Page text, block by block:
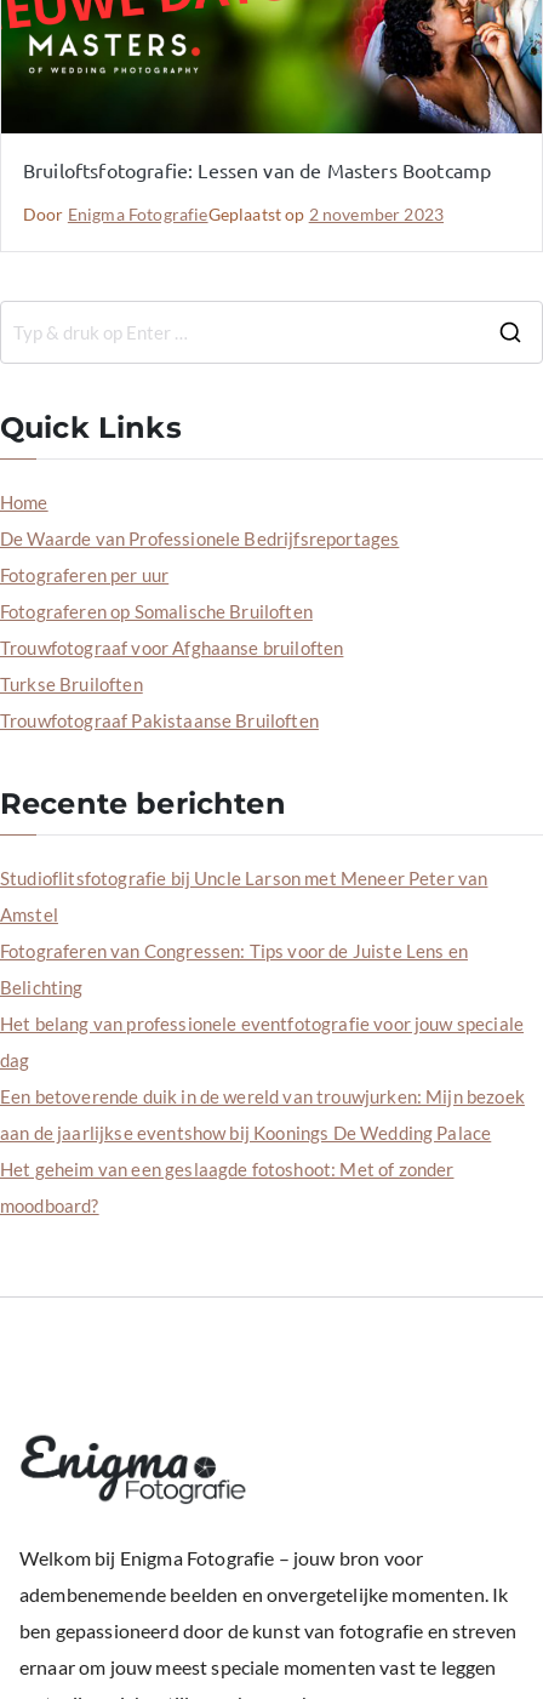
Bruiloftsfotografie: Lessen van de Masters Bootcamp
Door Enigma FotografieGeplaatst op 2 november 2023
Quick Links
Home
De Waarde van Professionele Bedrijfsreportages
Fotograferen per uur
Fotograferen op Somalische Bruiloften
Trouwfotograaf voor Afghaanse bruiloften
Turkse Bruiloften
Trouwfotograaf Pakistaanse Bruiloften
Recente berichten
Studioflitsfotografie bij Uncle Larson met Meneer Peter van
Amstel
Fotograferen van Congressen: Tips voor de Juiste Lens en
Belichting
Het belang van professionele eventfotografie voor jouw speciale
dag
Een betoverende duik in de wereld van trouwjurken: Mijn bezoek
aan de jaarlijkse eventshow bij Koonings De Wedding Palace
Het geheim van een geslaagde fotoshoot: Met of zonder
moodboard?
Welkom bij Enigma Fotografie – jouw bron voor
adembenemende beelden en onvergetelijke momenten. Ik
ben gepassioneerd door de kunst van fotografie en streven
ernaar om jouw meest speciale momenten vast te leggen